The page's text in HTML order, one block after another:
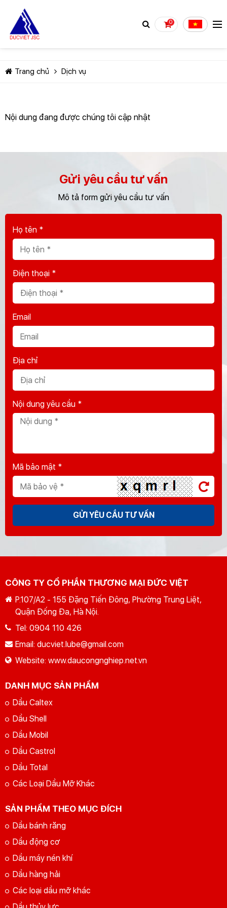
0
Trang chủ Dịch vụ
Nội dung đang được chúng tôi cập nhật
Gửi yêu cầu tư vấn
Mô tả form gửi yêu cầu tư vấn
Họ tên *
Điện thoại *
Email
Địa chỉ
Nội dung yêu cầu *
Mã bảo mật *
GỬI YÊU CẦU TƯ VẤN
CÔNG TY CỔ PHẦN THƯƠNG MẠI ĐỨC VIỆT
P.107/A2 - 155 Đặng Tiến Đông, Phường Trung Liệt,
Quận Đống Đa, Hà Nội.
Tel: 0904 110 426
Email: ducviet.lube@gmail.com
Website: www.daucongnghiep.net.vn
DANH MỤC SẢN PHẨM
Dầu Caltex
Dầu Shell
Dầu Mobil
Dầu Castrol
Dầu Total
Các Loại Dầu Mỡ Khác
SẢN PHẨM THEO MỤC ĐÍCH
Dầu bánh răng
Dầu động cơ
Dầu máy nén khí
Dầu hàng hải
Các loại dầu mỡ khác